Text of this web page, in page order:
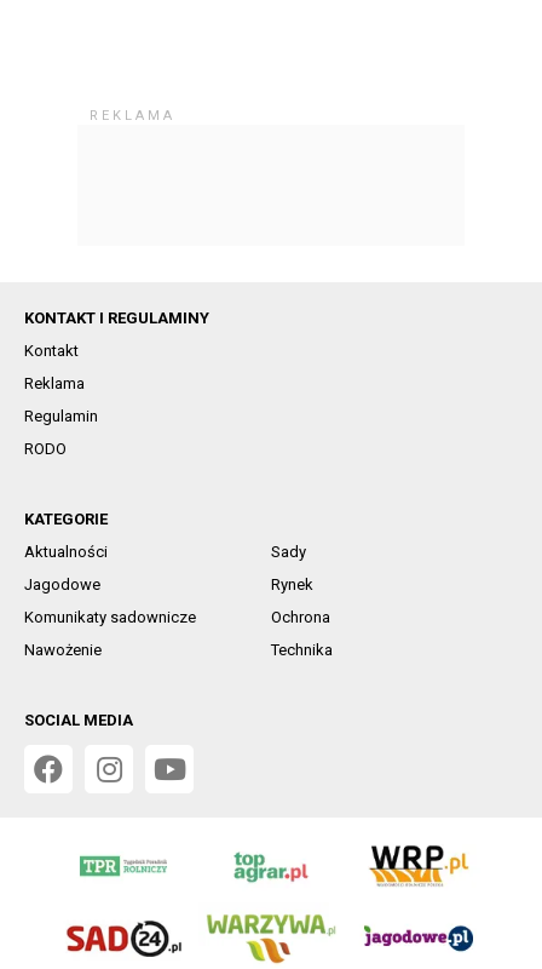
KONTAKT I REGULAMINY
Kontakt
Reklama
Regulamin
RODO
KATEGORIE
Aktualności
Sady
Jagodowe
Rynek
Komunikaty sadownicze
Ochrona
Nawożenie
Technika
SOCIAL MEDIA